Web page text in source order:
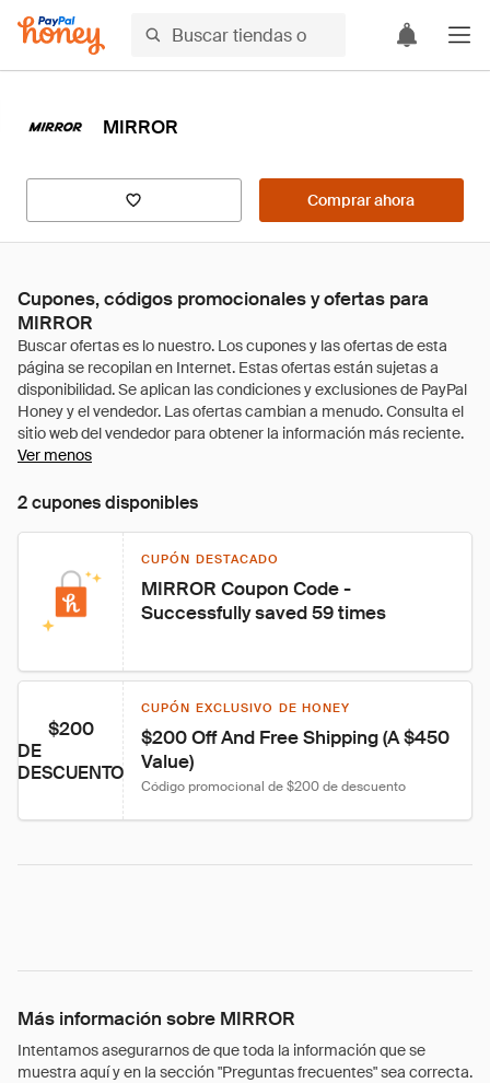
MIRROR
Comprar ahora
Cupones, códigos promocionales y ofertas para
MIRROR
Ver menos
2 cupones disponibles
CUPÓN DESTACADO
MIRROR Coupon Code -
Successfully saved 59 times
$200
DE
DESCUENTO
CUPÓN EXCLUSIVO DE HONEY
$200 Off And Free Shipping (A $450
Value)
Código promocional de $200 de descuento
Más información sobre MIRROR
Intentamos asegurarnos de que toda la información que se
muestra aquí y en la sección "Preguntas frecuentes" sea correcta.